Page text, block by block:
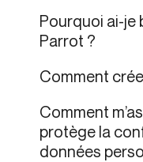
Pourquoi ai-je
Parrot ?
Comment
Comment
protège la
données